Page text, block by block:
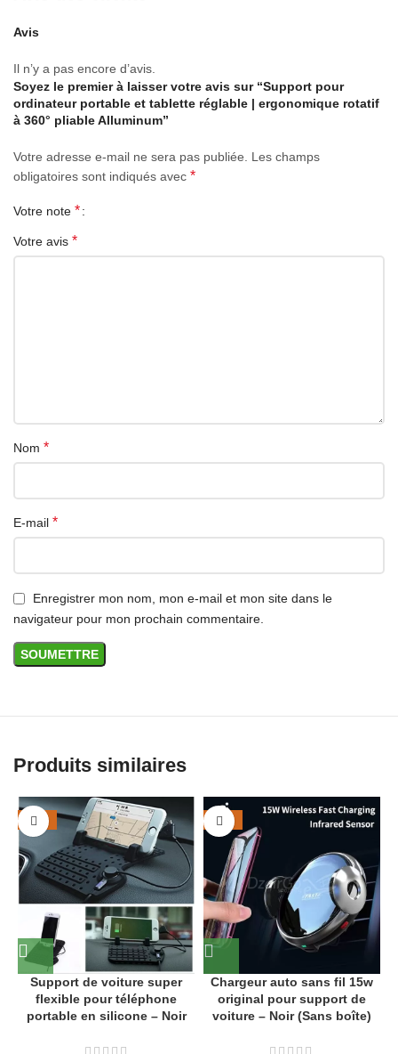
avec surface antidérapante assure une utilisation sans vibrations
sur n’importe quel bureau, et elle est adaptée aux ordinateurs
jusqu’à 17 pouces (43,2 cm) pour une performance fiable au
travail ou pendant les études.
refroidisseur
refroidisseur
support pc
Avis
Il n’y a pas encore d’avis.
Soyez le premier à laisser votre avis sur “Support pour
ordinateur portable et tablette réglable | ergonomique rotatif
à 360° pliable Alluminum”
Votre adresse e-mail ne sera pas publiée.
Les champs
obligatoires sont indiqués avec *
Votre note *
Votre avis *
Nom *
E-mail *
Enregistrer mon nom, mon e-mail et mon site dans le
navigateur pour mon prochain commentaire.
Produits similaires
-19%
Support de voiture super
flexible pour téléphone
portable en silicone – Noir
-24%
Chargeur auto sans fil 15w
original pour support de
voiture – Noir (Sans boîte)